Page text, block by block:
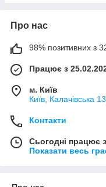
Про нас
98% позитивних з
Працює з
м. Київ
Київ, Калачівська
Контакти
Сьогодні працює
Показати весь